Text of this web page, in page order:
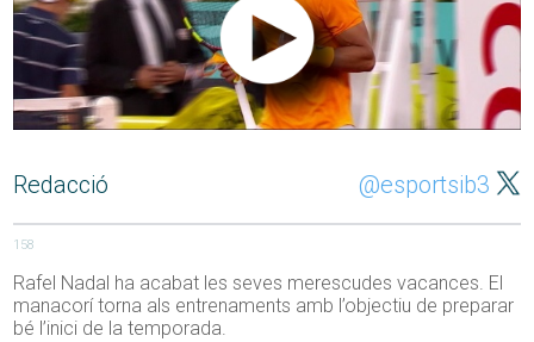
Redacció @esportsib3
158
Rafel Nadal ha acabat les seves merescudes vacances. El
manacorí torna als entrenaments amb l’objectiu de preparar
bé l’inici de la temporada.